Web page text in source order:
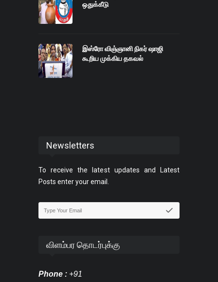
ஒதுக்கீடு
இஸ்ரோ விஞ்ஞானி நிகர் ஷாஜி
கூறிய முக்கிய தகவல்
Newsletters
To receive the latest updates and Latest
Posts enter your email.
விளம்பர தொடர்புக்கு
Phone : +91